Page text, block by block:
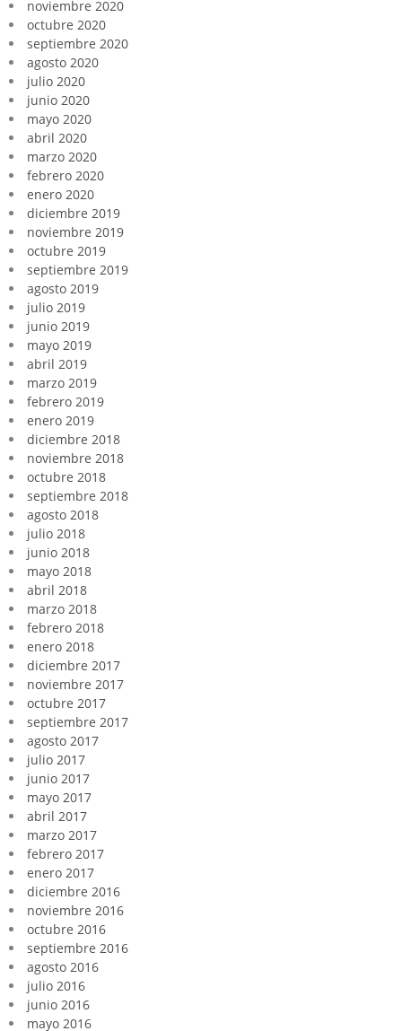
noviembre 2020
octubre 2020
septiembre 2020
agosto 2020
julio 2020
junio 2020
mayo 2020
abril 2020
marzo 2020
febrero 2020
enero 2020
diciembre 2019
noviembre 2019
octubre 2019
septiembre 2019
agosto 2019
julio 2019
junio 2019
mayo 2019
abril 2019
marzo 2019
febrero 2019
enero 2019
diciembre 2018
noviembre 2018
octubre 2018
septiembre 2018
agosto 2018
julio 2018
junio 2018
mayo 2018
abril 2018
marzo 2018
febrero 2018
enero 2018
diciembre 2017
noviembre 2017
octubre 2017
septiembre 2017
agosto 2017
julio 2017
junio 2017
mayo 2017
abril 2017
marzo 2017
febrero 2017
enero 2017
diciembre 2016
noviembre 2016
octubre 2016
septiembre 2016
agosto 2016
julio 2016
junio 2016
mayo 2016